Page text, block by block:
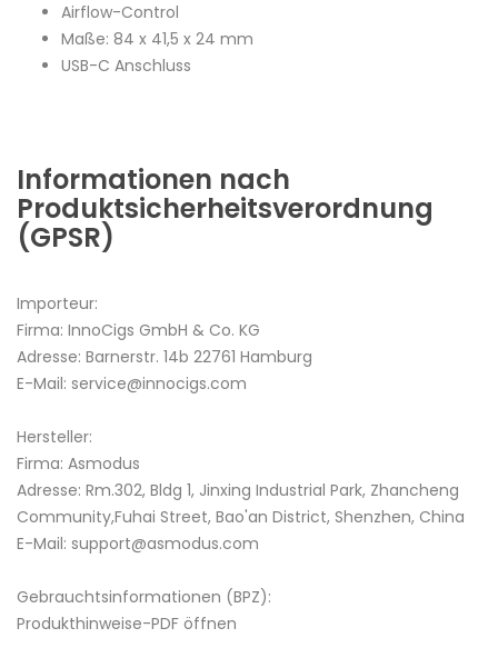
Airflow-Control
Maße: 84 x 41,5 x 24 mm
USB-C Anschluss
Informationen nach
Produktsicherheitsverordnung
(GPSR)
Importeur:
Firma: InnoCigs GmbH & Co. KG
Adresse: Barnerstr. 14b 22761 Hamburg
E-Mail: service@innocigs.com
Hersteller:
Firma: Asmodus
Adresse: Rm.302, Bldg 1, Jinxing Industrial Park, Zhancheng
Community,Fuhai Street, Bao'an District, Shenzhen, China
E-Mail: support@asmodus.com
Gebrauchtsinformationen (BPZ):
Produkthinweise-PDF öffnen